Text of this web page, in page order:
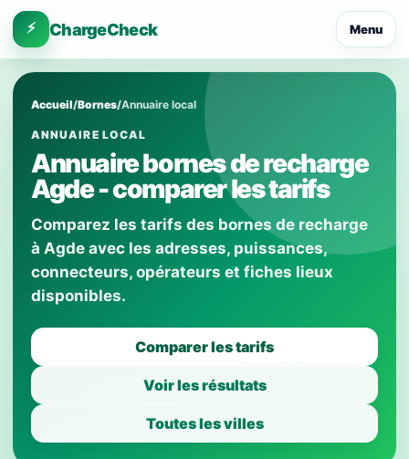
⚡ ChargeCheck Menu
Accueil/Bornes/Annuaire local
ANNUAIRE LOCAL
Annuaire bornes de recharge
Agde - comparer les tarifs
Comparez les tarifs des bornes de recharge
à Agde avec les adresses, puissances,
connecteurs, opérateurs et fiches lieux
disponibles.
Comparer les tarifs
Voir les résultats
Toutes les villes